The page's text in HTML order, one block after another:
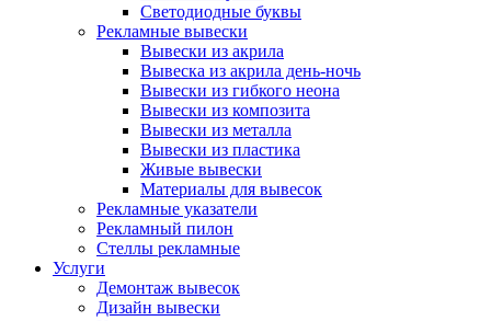
Светодиодные буквы
Рекламные вывески
Вывески из акрила
Вывеска из акрила день-ночь
Вывески из гибкого неона
Вывески из композита
Вывески из металла
Вывески из пластика
Живые вывески
Материалы для вывесок
Рекламные указатели
Рекламный пилон
Стеллы рекламные
Услуги
Демонтаж вывесок
Дизайн вывески